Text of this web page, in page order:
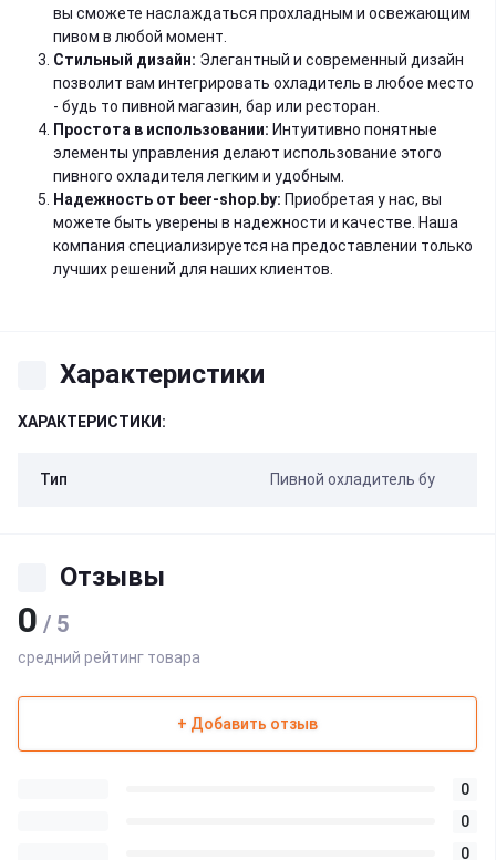
вы сможете наслаждаться прохладным и освежающим
пивом в любой момент.
Стильный дизайн: Элегантный и современный дизайн
позволит вам интегрировать охладитель в любое место
- будь то пивной магазин, бар или ресторан.
Простота в использовании: Интуитивно понятные
элементы управления делают использование этого
пивного охладителя легким и удобным.
Надежность от beer-shop.by: Приобретая у нас, вы
можете быть уверены в надежности и качестве. Наша
компания специализируется на предоставлении только
лучших решений для наших клиентов.
Характеристики
ХАРАКТЕРИСТИКИ:
Тип Пивной охладитель бу
Отзывы
0 / 5
средний рейтинг товара
+ Добавить отзыв
0
0
0